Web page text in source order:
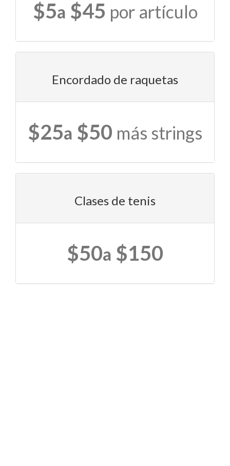
$5a $45 por artículo
Encordado de raquetas
$25a $50 más strings
Clases de tenis
$50a $150